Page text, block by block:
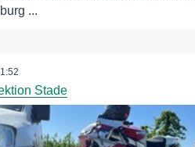
...
Stade